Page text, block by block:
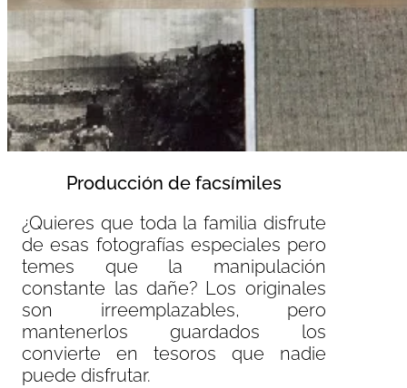
Producción de facsímiles
¿Quieres que toda la familia disfrute
de esas fotografías especiales pero
temes que la manipulación
constante las dañe? Los originales
son irreemplazables, pero
mantenerlos guardados los
convierte en tesoros que nadie
puede disfrutar.